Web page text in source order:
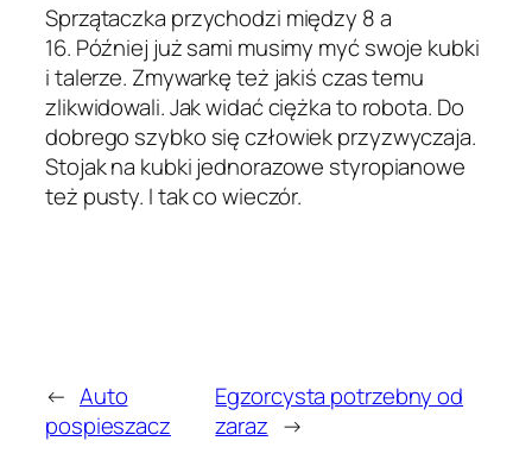
Sprzątaczka przychodzi między 8 a
16. Później już sami musimy myć swoje kubki
i talerze. Zmywarkę też jakiś czas temu
zlikwidowali. Jak widać ciężka to robota. Do
dobrego szybko się człowiek przyzwyczaja.
Stojak na kubki jednorazowe styropianowe
też pusty. I tak co wieczór.
← Auto
pospieszacz
Egzorcysta potrzebny od
zaraz →